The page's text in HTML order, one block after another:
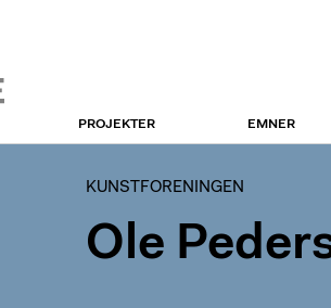
PROJEKTER EMNER
KUNSTFORENINGEN
Ole